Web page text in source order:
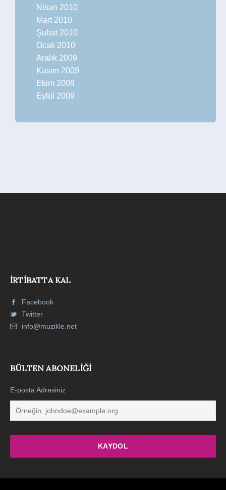
Nisan 2010
Mart 2010
Şubat 2010
Ocak 2010
Aralık 2009
Kasım 2009
Ekim 2009
Eylül 2009
İRTIBATTA KAL
Facebook
Twitter
info@muzikle.net
BÜLTEN ABONELIĞI
E-posta Adresiniz